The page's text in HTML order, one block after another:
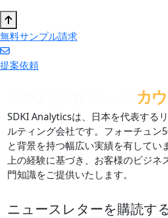
無料サンプル請求
提案依頼
SDKI Analyticsは、日本を代表する
ルティング会社です。フォーチュン
と背景を持つ幅広い実績を有してい
上の経験に基づき、お客様のビジネ
門知識をご提供いたします。
ニュースレターを購読す